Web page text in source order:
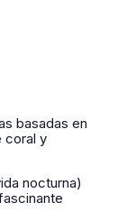
basadas en
coral y
nocturna)